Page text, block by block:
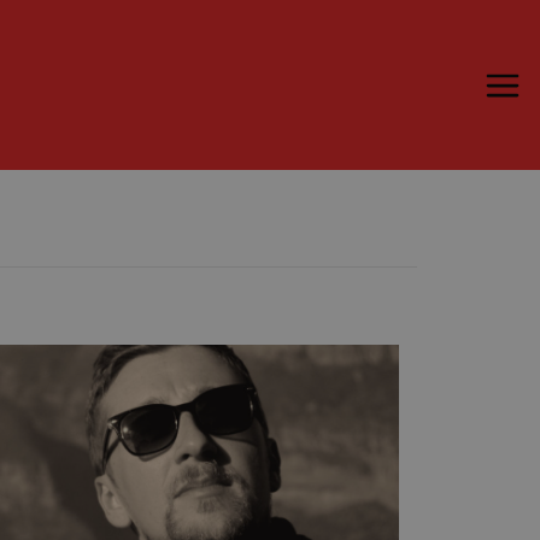
Ospiti
News & Kit
Accrediti Stampa
Cartella Stampa
Rassegna Stampa
Partecipa